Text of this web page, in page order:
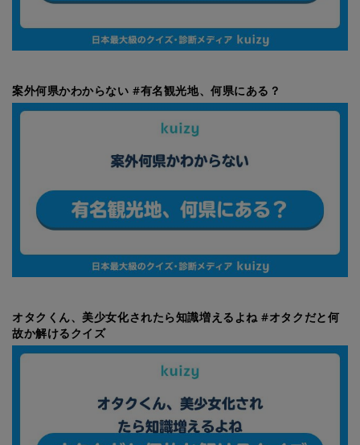
案外何県かわからない #有名観光地、何県にある？
オタクくん、美少女化されたら知識増えるよね #オタクだと何
故か解けるクイズ